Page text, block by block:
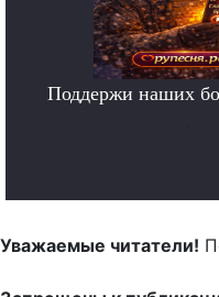
Поддержи наших
Уважаемые читатели!